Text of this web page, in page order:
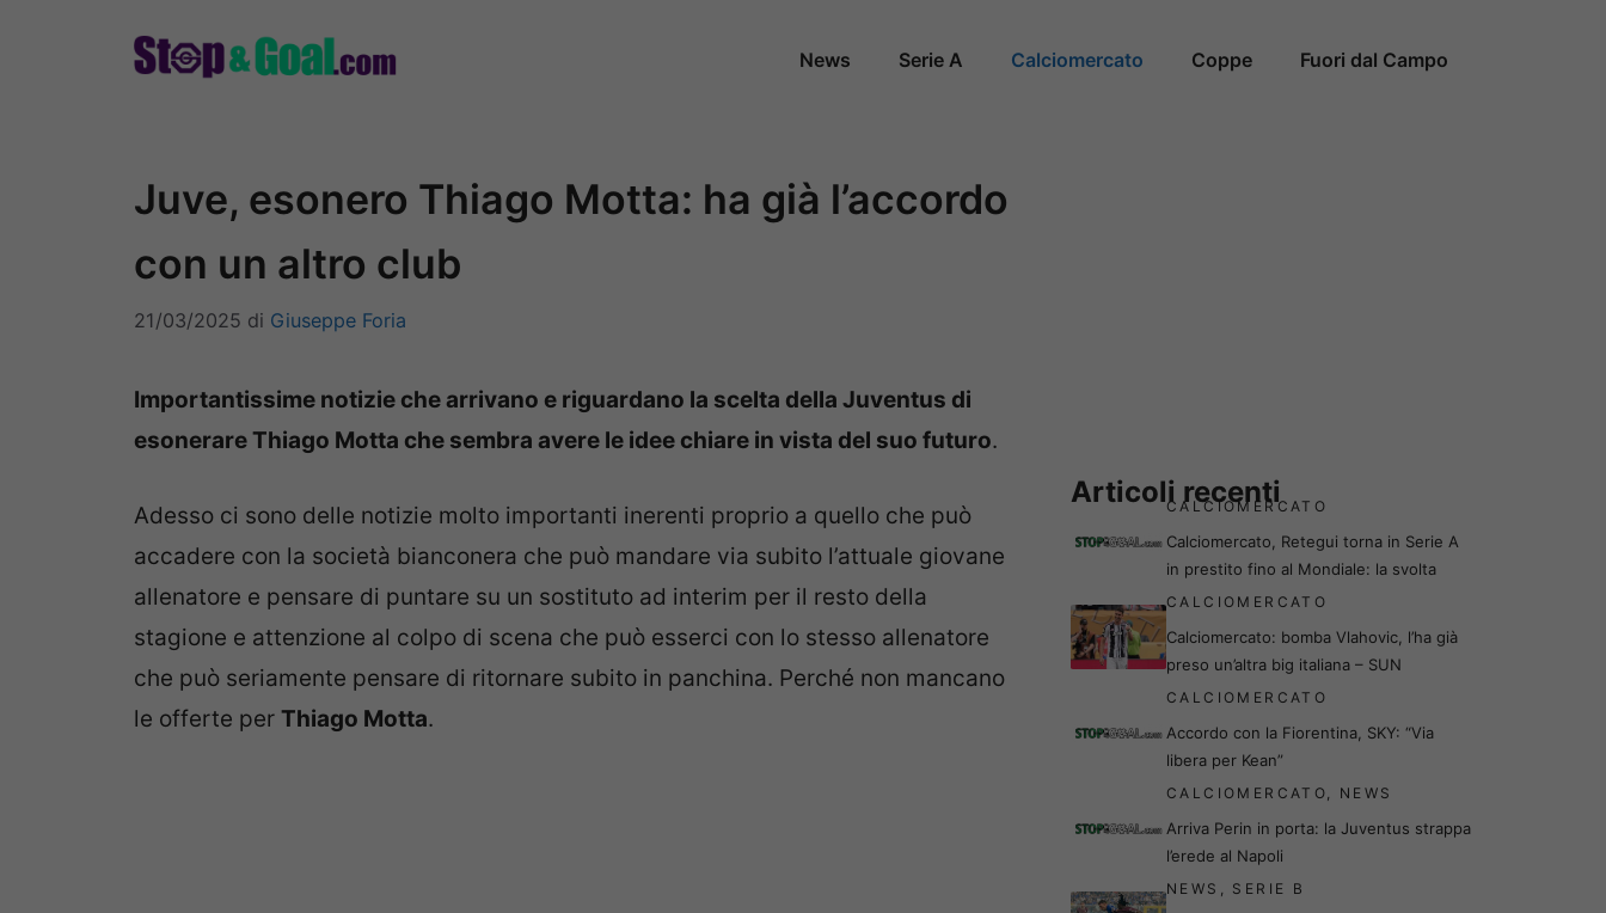
News Serie A Calciomercato Coppe Fuori dal Campo
Juve, esonero Thiago Motta: ha già l’accordo
con un altro club
21/03/2025 di Giuseppe Foria
Importantissime notizie che arrivano e riguardano la scelta della Juventus di
esonerare Thiago Motta che sembra avere le idee chiare in vista del suo futuro.
Adesso ci sono delle notizie molto importanti inerenti proprio a quello che può
accadere con la società bianconera che può mandare via subito l’attuale giovane
allenatore e pensare di puntare su un sostituto ad interim per il resto della
stagione e attenzione al colpo di scena che può esserci con lo stesso allenatore
che può seriamente pensare di ritornare subito in panchina. Perché non mancano
le offerte per Thiago Motta.
Articoli recenti
CALCIOMERCATO
Calciomercato, Retegui torna in Serie A
in prestito fino al Mondiale: la svolta
CALCIOMERCATO
Calciomercato: bomba Vlahovic, l’ha già
preso un’altra big italiana – SUN
CALCIOMERCATO
Accordo con la Fiorentina, SKY: “Via
libera per Kean”
CALCIOMERCATO, NEWS
Arriva Perin in porta: la Juventus strappa
l’erede al Napoli
NEWS , SERIE B